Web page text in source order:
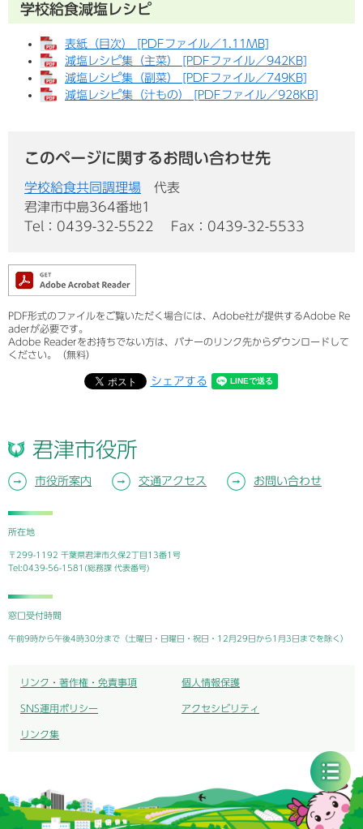
学校給食減塩レシピ
表紙（目次） [PDFファイル／1.11MB]
減塩レシピ集（主菜） [PDFファイル／942KB]
減塩レシピ集（副菜） [PDFファイル／749KB]
減塩レシピ集（汁もの） [PDFファイル／928KB]
このページに関するお問い合わせ先
学校給食共同調理場
代表
君津市中島364番地1
Tel：0439-32-5522
Fax：0439-32-5533
PDF形式のファイルをご覧いただく場合には、Adobe社が提供するAdobe Re
aderが必要です。
Adobe Readerをお持ちでない方は、バナーのリンク先からダウンロードして
ください。（無料）
シェアする
君津市役所
市役所案内 交通アクセス お問い合わせ
所在地
〒299-1192 千葉県君津市久保2丁目13番1号
Tel:0439-56-1581(総務課 代表番号)
窓口受付時間
午前9時から午後4時30分まで（土曜日・日曜日・祝日・12月29日から1月3日までを除く）
リンク・著作権・免責事項 個人情報保護
SNS運用ポリシー アクセシビリティ
リンク集